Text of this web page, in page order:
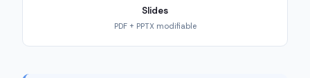
Slides
PDF + PPTX modifiable